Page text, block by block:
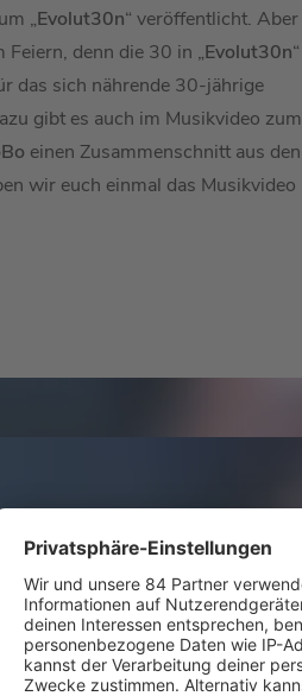
„Evolut30n“ veröffentlicht. Aber
denn die 30 in „Evolut30n“
das sich nährende 30-jährige
gibt es auch im Musikvideo zum
einen Zusammenschnitt aus den
wir euch einmal das Musikvideo